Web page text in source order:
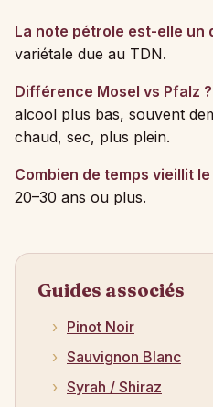
La note pétrole est-elle un
variétale due au TDN.
Différence Mosel vs Pfalz ?
alcool plus bas, souvent
chaud, sec, plus plein.
Combien de temps vieillit le
20–30 ans ou plus.
Guides associés
Pinot Noir
Sauvignon Blanc
Syrah / Shiraz